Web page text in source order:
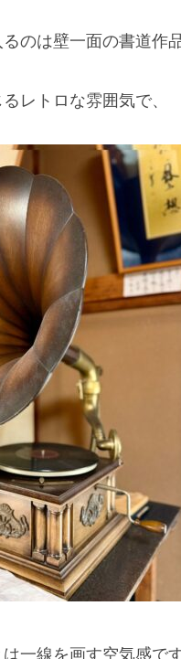
のは壁一面の書道作
レトロな雰囲気で、
一線を画す空気感で